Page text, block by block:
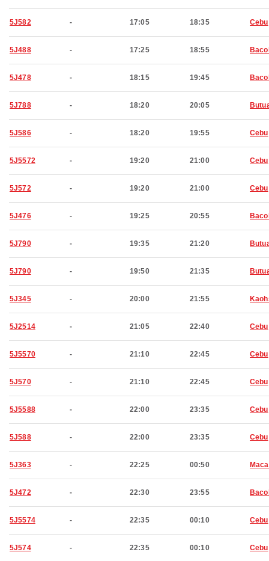
5J582 - 17:05 18:35 Cebu
5J488 - 17:25 18:55
5J478 - 18:15 19:45
5J788 - 18:20 20:05
5J586 - 18:20 19:55 Cebu
5J5572 - 19:20 21:00 Cebu
5J572 - 19:20 21:00 Cebu
5J476 - 19:25 20:55
5J790 - 19:35 21:20
5J790 - 19:50 21:35
5J345 - 20:00 21:55
5J2514 - 21:05 22:40 Cebu
5J5570 - 21:10 22:45 Cebu
5J570 - 21:10 22:45 Cebu
5J5588 - 22:00 23:35 Cebu
5J588 - 22:00 23:35 Cebu
5J363 - 22:25 00:50
5J472 - 22:30 23:55
5J5574 - 22:35 00:10 Cebu
5J574 - 22:35 00:10 Cebu